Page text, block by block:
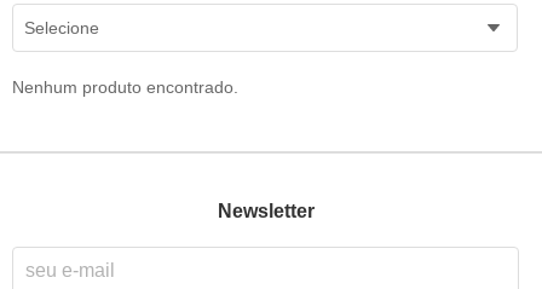
Selecione
Nenhum produto encontrado.
Newsletter